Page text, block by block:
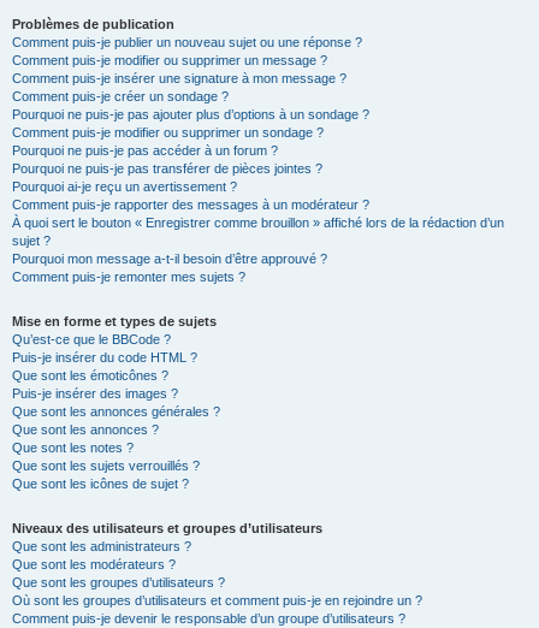
Problèmes de publication
Comment puis-je publier un nouveau sujet ou une réponse ?
Comment puis-je modifier ou supprimer un message ?
Comment puis-je insérer une signature à mon message ?
Comment puis-je créer un sondage ?
Pourquoi ne puis-je pas ajouter plus d’options à un sondage ?
Comment puis-je modifier ou supprimer un sondage ?
Pourquoi ne puis-je pas accéder à un forum ?
Pourquoi ne puis-je pas transférer de pièces jointes ?
Pourquoi ai-je reçu un avertissement ?
Comment puis-je rapporter des messages à un modérateur ?
À quoi sert le bouton « Enregistrer comme brouillon » affiché lors de la rédaction d’un
sujet ?
Pourquoi mon message a-t-il besoin d’être approuvé ?
Comment puis-je remonter mes sujets ?
Mise en forme et types de sujets
Qu’est-ce que le BBCode ?
Puis-je insérer du code HTML ?
Que sont les émoticônes ?
Puis-je insérer des images ?
Que sont les annonces générales ?
Que sont les annonces ?
Que sont les notes ?
Que sont les sujets verrouillés ?
Que sont les icônes de sujet ?
Niveaux des utilisateurs et groupes d’utilisateurs
Que sont les administrateurs ?
Que sont les modérateurs ?
Que sont les groupes d’utilisateurs ?
Où sont les groupes d’utilisateurs et comment puis-je en rejoindre un ?
Comment puis-je devenir le responsable d’un groupe d’utilisateurs ?